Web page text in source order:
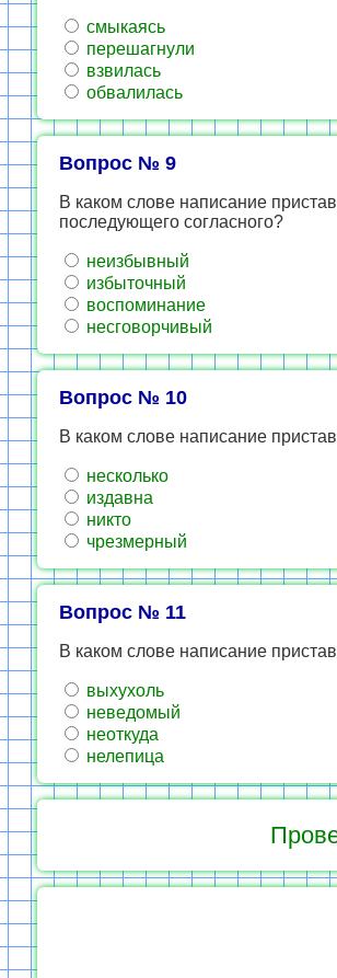
смыкаясь
перешагнули
взвилась
обвалилась
Вопрос № 9
В каком слове написание
последующего согласного?
неизбывный
избыточный
воспоминание
несговорчивый
Вопрос № 10
В каком слове написание
несколько
издавна
никто
чрезмерный
Вопрос № 11
В каком слове написание
выхухоль
неведомый
неоткуда
нелепица